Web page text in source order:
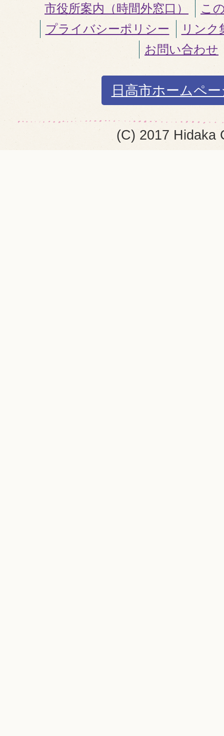
市役所案内（時間外窓口）
こ
プライバシーポリシー
リンク
お問い合わせ
日高市ホームペ
(C) 2017 Hidaka